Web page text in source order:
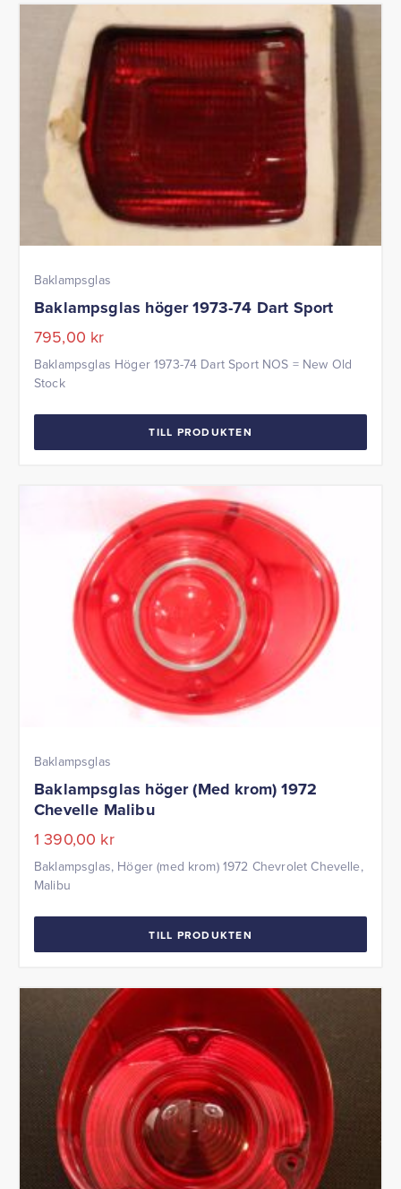
Baklampsglas
Baklampsglas höger 1973-74 Dart Sport
795,00 kr
Baklampsglas Höger 1973-74 Dart Sport NOS = New Old
Stock
TILL PRODUKTEN
Baklampsglas
Baklampsglas höger (Med krom) 1972
Chevelle Malibu
1 390,00 kr
Baklampsglas, Höger (med krom) 1972 Chevrolet Chevelle,
Malibu
TILL PRODUKTEN